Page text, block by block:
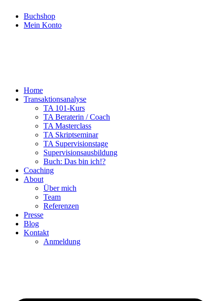
Buchshop
Mein Konto
Home
Transaktionsanalyse
TA 101-Kurs
TA Beraterin / Coach
TA Masterclass
TA Skriptseminar
TA Supervisionstage
Supervisionsausbildung
Buch: Das bin ich!?
Coaching
About
Über mich
Team
Referenzen
Presse
Blog
Kontakt
Anmeldung